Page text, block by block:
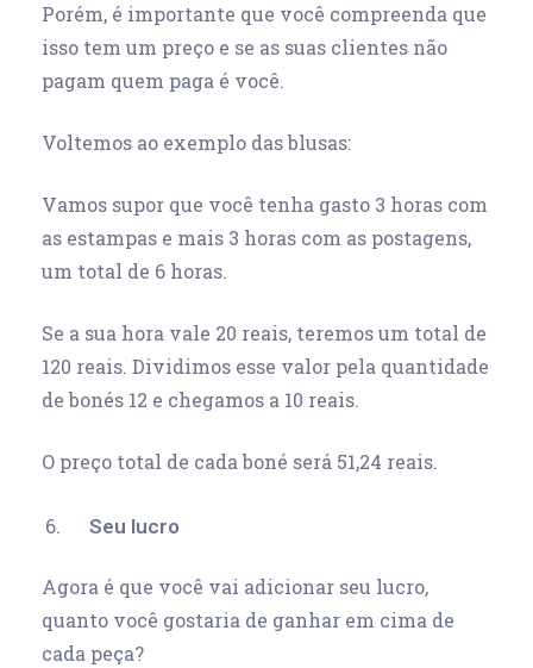
Porém, é importante que você compreenda que
isso tem um preço e se as suas clientes não
pagam quem paga é você.
Voltemos ao exemplo das blusas:
Vamos supor que você tenha gasto 3 horas com
as estampas e mais 3 horas com as postagens,
um total de 6 horas.
Se a sua hora vale 20 reais, teremos um total de
120 reais. Dividimos esse valor pela quantidade
de bonés 12 e chegamos a 10 reais.
O preço total de cada boné será 51,24 reais.
Seu lucro
Agora é que você vai adicionar seu lucro,
quanto você gostaria de ganhar em cima de
cada peça?